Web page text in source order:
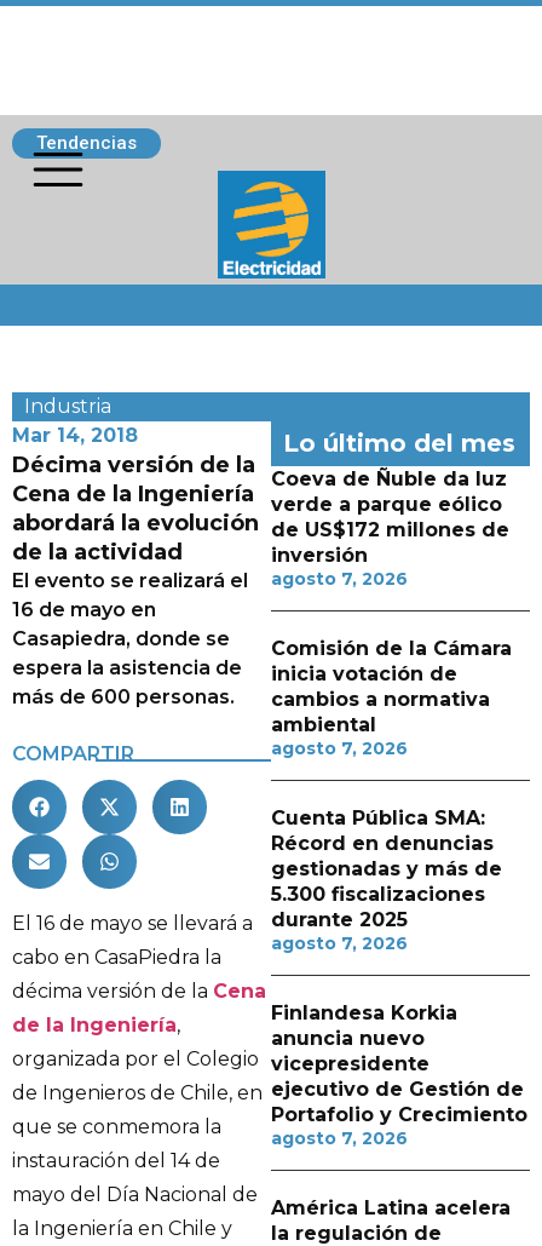
Tendencias
Industria
Mar 14, 2018
Décima versión de la
Cena de la Ingeniería
abordará la evolución
de la actividad
El evento se realizará el
16 de mayo en
Casapiedra, donde se
espera la asistencia de
más de 600 personas.
COMPARTIR
El 16 de mayo se llevará a
cabo en CasaPiedra la
décima versión de la Cena
de la Ingeniería,
organizada por el Colegio
de Ingenieros de Chile, en
que se conmemora la
instauración del 14 de
mayo del Día Nacional de
la Ingeniería en Chile y
Lo último del mes
Coeva de Ñuble da luz
verde a parque eólico
de US$172 millones de
inversión
agosto 7, 2026
Comisión de la Cámara
inicia votación de
cambios a normativa
ambiental
agosto 7, 2026
Cuenta Pública SMA:
Récord en denuncias
gestionadas y más de
5.300 fiscalizaciones
durante 2025
agosto 7, 2026
Finlandesa Korkia
anuncia nuevo
vicepresidente
ejecutivo de Gestión de
Portafolio y Crecimiento
agosto 7, 2026
América Latina acelera
la regulación de